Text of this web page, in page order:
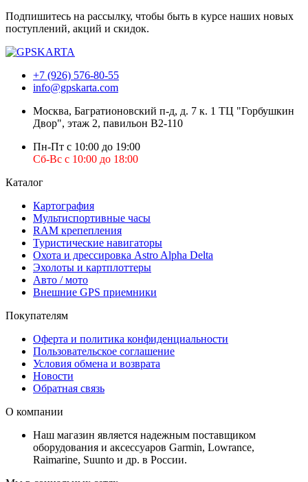
Подпишитесь на рассылку, чтобы быть в курсе наших новых
поступлений, акций и скидок.
+7 (926) 576-80-55
info@gpskarta.com
Москва, Багратионовский п-д, д. 7 к. 1 ТЦ "Горбушкин
Двор", этаж 2, павильон B2-110
Пн-Пт с 10:00 до 19:00
Сб-Вс с 10:00 до 18:00
Каталог
Картография
Мультиспортивные часы
RAM крепепления
Туристические навигаторы
Охота и дрессировка Astro Alpha Delta
Эхолоты и картплоттеры
Авто / мото
Внешние GPS приемники
Покупателям
Оферта и политика конфиденциальности
Пользовательское соглашение
Условия обмена и возврата
Новости
Обратная связь
О компании
Наш магазин является надежным поставщиком
оборудования и аксессуаров Garmin, Lowrance,
Raimarine, Suunto и др. в России.